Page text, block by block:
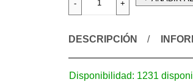
DESCRIPCIÓN
Disponibilidad: 1231